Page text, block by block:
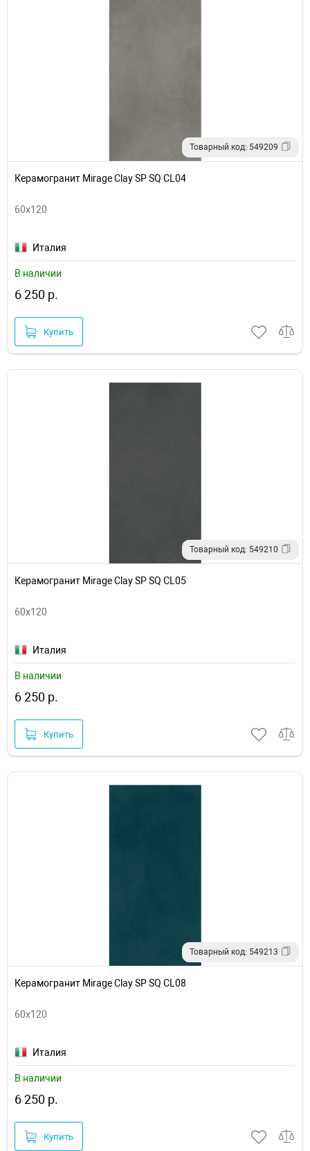
Товарный код: 549209
Керамогранит Mirage Clay SP SQ CL04
60x120
Италия
В наличии
6 250 р.
Купить
Товарный код: 549210
Керамогранит Mirage Clay SP SQ CL05
60x120
Италия
В наличии
6 250 р.
Купить
Товарный код: 549213
Керамогранит Mirage Clay SP SQ CL08
60x120
Италия
В наличии
6 250 р.
Купить